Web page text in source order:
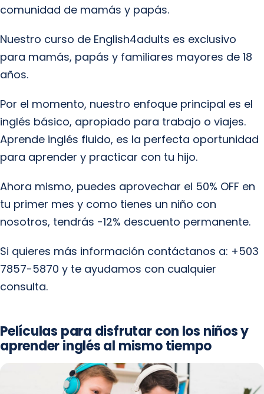
comunidad de mamás y papás.
Nuestro curso de English4adults es exclusivo
para mamás, papás y familiares mayores de 18
años.
Por el momento, nuestro enfoque principal es el
inglés básico, apropiado para trabajo o viajes.
Aprende inglés fluido, es la perfecta oportunidad
para aprender y practicar con tu hijo.
Ahora mismo, puedes aprovechar el 50% OFF en
tu primer mes y como tienes un niño con
nosotros, tendrás -12% descuento permanente.
Si quieres más información contáctanos a: +503
7857-5870 y te ayudamos con cualquier
consulta.
Películas para disfrutar con los niños y
aprender inglés al mismo tiempo